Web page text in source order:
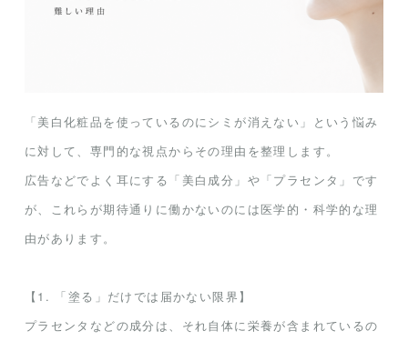
「美白化粧品を使っているのにシミが消えない」という悩み
に対して、専門的な視点からその理由を整理します。
広告などでよく耳にする「美白成分」や「プラセンタ」です
が、これらが期待通りに働かないのには医学的・科学的な理
由があります。
【1. 「塗る」だけでは届かない限界】
プラセンタなどの成分は、それ自体に栄養が含まれているの